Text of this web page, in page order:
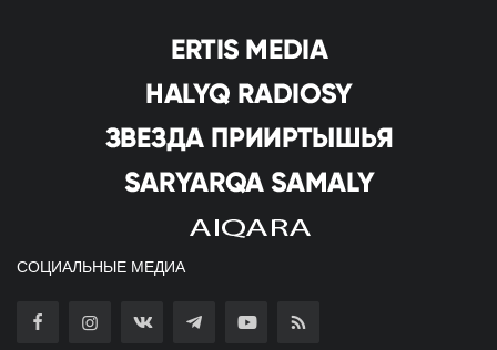
СОЦИАЛЬНЫЕ МЕДИА